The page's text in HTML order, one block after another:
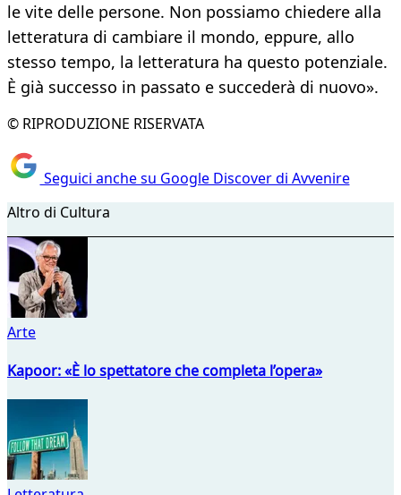
le vite delle persone. Non possiamo chiedere alla
letteratura di cambiare il mondo, eppure, allo
stesso tempo, la letteratura ha questo potenziale.
È già successo in passato e succederà di nuovo».
© RIPRODUZIONE RISERVATA
Seguici anche su Google Discover di Avvenire
Altro di Cultura
Arte
Kapoor: «È lo spettatore che completa l’opera»